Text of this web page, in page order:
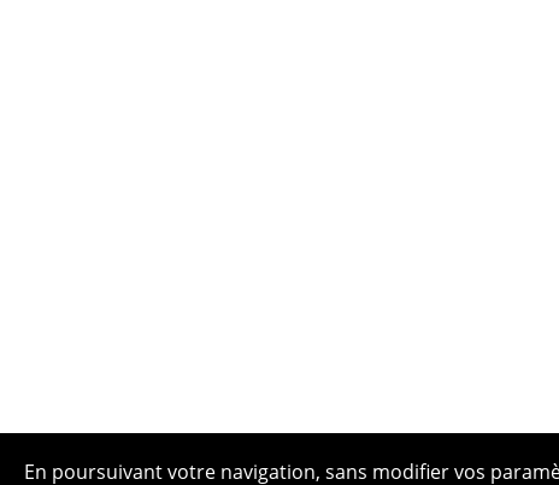
En poursuivant votre navigation, sans modifier vos